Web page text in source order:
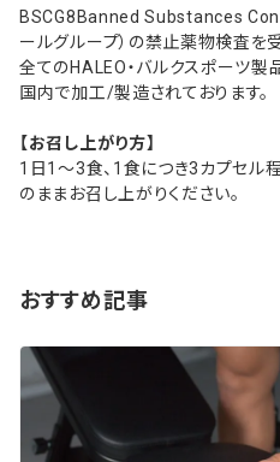
BSCG8Banned Substances
ールグループ）の禁止薬物検査を受
全てのHALEO・バルクスポーツ
国内で加工/製造されております。
【お召し上がり方】
1日1～3食、1食につき3カプセル
のままお召し上がりください。
おすすめ記事